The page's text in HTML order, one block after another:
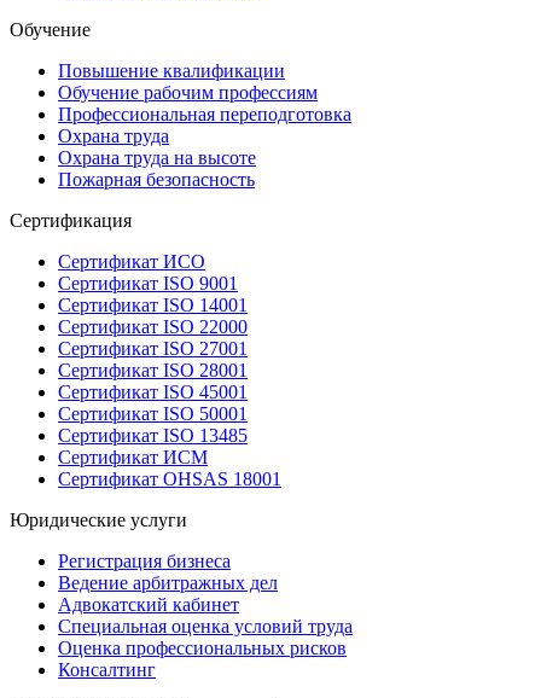
Обучение
Повышение квалификации
Обучение рабочим профессиям
Профессиональная переподготовка
Охрана труда
Охрана труда на высоте
Пожарная безопасность
Сертификация
Сертификат ИСО
Сертификат ISO 9001
Сертификат ISO 14001
Сертификат ISO 22000
Сертификат ISO 27001
Сертификат ISO 28001
Сертификат ISO 45001
Сертификат ISO 50001
Сертификат ISO 13485
Сертификат ИСМ
Сертификат OHSAS 18001
Юридические услуги
Регистрация бизнеса
Ведение арбитражных дел
Адвокатский кабинет
Специальная оценка условий труда
Оценка профессиональных рисков
Консалтинг